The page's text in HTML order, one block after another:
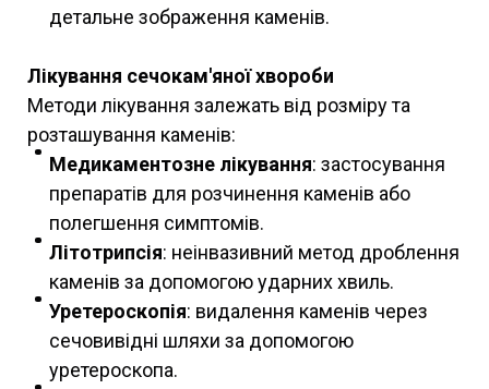
детальне зображення каменів.
Лікування сечокам'яної хвороби
Методи лікування залежать від розміру та
розташування каменів:
Медикаментозне лікування: застосування
препаратів для розчинення каменів або
полегшення симптомів.
Літотрипсія: неінвазивний метод дроблення
каменів за допомогою ударних хвиль.
Уретероскопія: видалення каменів через
сечовивідні шляхи за допомогою
уретероскопа.